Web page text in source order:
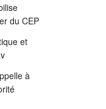
du CEP
et
à